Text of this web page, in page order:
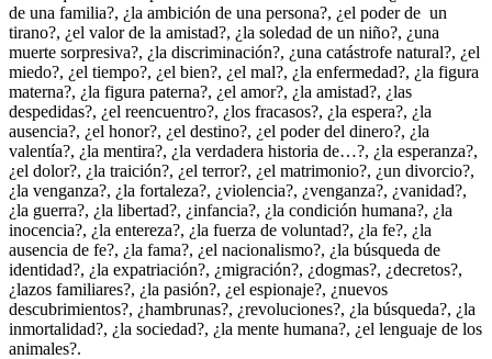
de una familia?, ¿la ambición de una persona?, ¿el poder de un
tirano?, ¿el valor de la amistad?, ¿la soledad de un niño?, ¿una
muerte sorpresiva?, ¿la discriminación?, ¿una catástrofe natural?, ¿el
miedo?, ¿el tiempo?, ¿el bien?, ¿el mal?, ¿la enfermedad?, ¿la figura
materna?, ¿la figura paterna?, ¿el amor?, ¿la amistad?, ¿las
despedidas?, ¿el reencuentro?, ¿los fracasos?, ¿la espera?, ¿la
ausencia?, ¿el honor?, ¿el destino?, ¿el poder del dinero?, ¿la
valentía?, ¿la mentira?, ¿la verdadera historia de…?, ¿la esperanza?,
¿el dolor?, ¿la traición?, ¿el terror?, ¿el matrimonio?, ¿un divorcio?,
¿la venganza?, ¿la fortaleza?, ¿violencia?, ¿venganza?, ¿vanidad?,
¿la guerra?, ¿la libertad?, ¿infancia?, ¿la condición humana?, ¿la
inocencia?, ¿la entereza?, ¿la fuerza de voluntad?, ¿la fe?, ¿la
ausencia de fe?, ¿la fama?, ¿el nacionalismo?, ¿la búsqueda de
identidad?, ¿la expatriación?, ¿migración?, ¿dogmas?, ¿decretos?,
¿lazos familiares?, ¿la pasión?, ¿el espionaje?, ¿nuevos
descubrimientos?, ¿hambrunas?, ¿revoluciones?, ¿la búsqueda?, ¿la
inmortalidad?, ¿la sociedad?, ¿la mente humana?, ¿el lenguaje de los
animales?.